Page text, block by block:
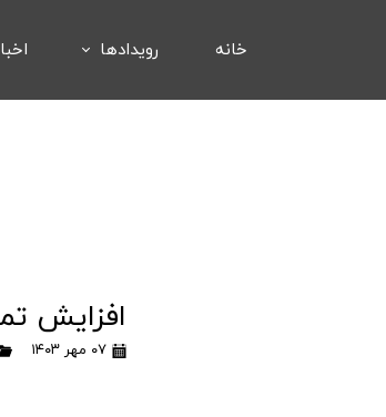
خانه رویدادها
افزایش
۰۷ مهر ۱۴۰۳